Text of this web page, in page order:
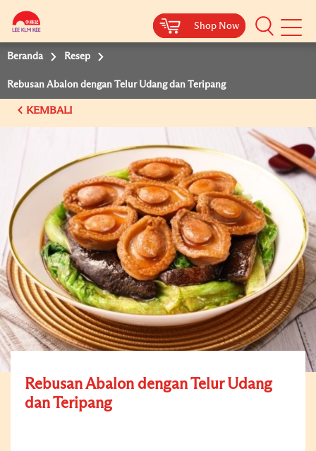
Shop Now
Shop Now
Beranda Resep
Rebusan Abalon dengan Telur Udang dan Teripang
KEMBALI
Rebusan Abalon dengan Telur Udang
dan Teripang